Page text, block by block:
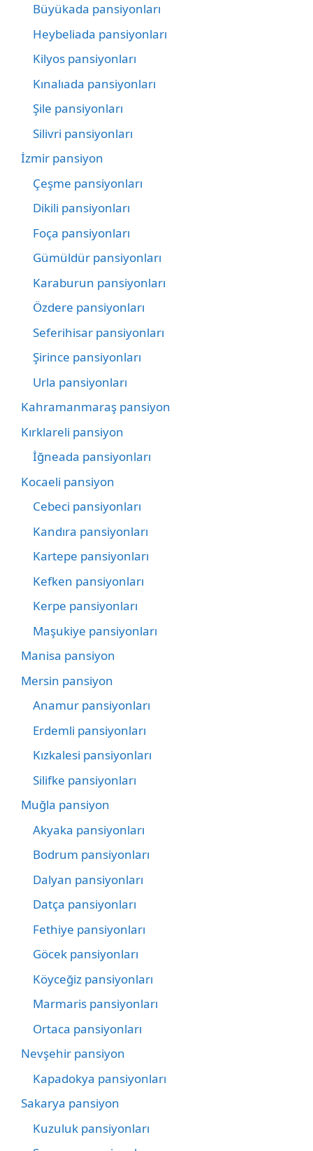
Büyükada pansiyonları
Heybeliada pansiyonları
Kilyos pansiyonları
Kınalıada pansiyonları
Şile pansiyonları
Silivri pansiyonları
İzmir pansiyon
Çeşme pansiyonları
Dikili pansiyonları
Foça pansiyonları
Gümüldür pansiyonları
Karaburun pansiyonları
Özdere pansiyonları
Seferihisar pansiyonları
Şirince pansiyonları
Urla pansiyonları
Kahramanmaraş pansiyon
Kırklareli pansiyon
İğneada pansiyonları
Kocaeli pansiyon
Cebeci pansiyonları
Kandıra pansiyonları
Kartepe pansiyonları
Kefken pansiyonları
Kerpe pansiyonları
Maşukiye pansiyonları
Manisa pansiyon
Mersin pansiyon
Anamur pansiyonları
Erdemli pansiyonları
Kızkalesi pansiyonları
Silifke pansiyonları
Muğla pansiyon
Akyaka pansiyonları
Bodrum pansiyonları
Dalyan pansiyonları
Datça pansiyonları
Fethiye pansiyonları
Göcek pansiyonları
Köyceğiz pansiyonları
Marmaris pansiyonları
Ortaca pansiyonları
Nevşehir pansiyon
Kapadokya pansiyonları
Sakarya pansiyon
Kuzuluk pansiyonları